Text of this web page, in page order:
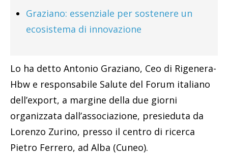
Graziano: essenziale per sostenere un
ecosistema di innovazione
Lo ha detto Antonio Graziano, Ceo di Rigenera-
Hbw e responsabile Salute del Forum italiano
dell’export, a margine della due giorni
organizzata dall’associazione, presieduta da
Lorenzo Zurino, presso il centro di ricerca
Pietro Ferrero, ad Alba (Cuneo).